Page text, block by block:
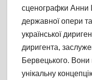
сценографки Анни
державної опери
української
диригента,
Бервецького.
унікальну